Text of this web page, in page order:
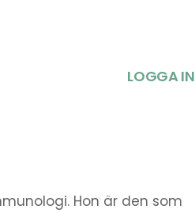
LOGGA IN
Hon är den som